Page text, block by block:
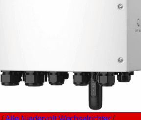
/Alle Niedervolt Wechselrichter /